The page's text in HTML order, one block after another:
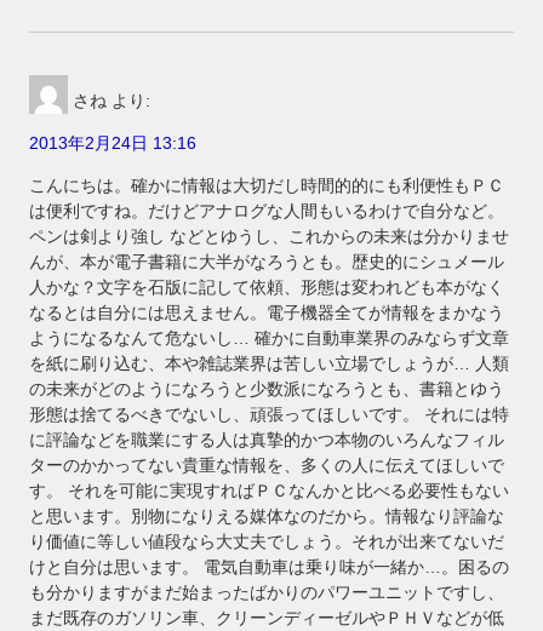
さね より:
2013年2月24日 13:16
こんにちは。確かに情報は大切だし時間的的にも利便性もＰＣ
は便利ですね。だけどアナログな人間もいるわけで自分など。
ペンは剣より強し などとゆうし、これからの未来は分かりませ
んが、本が電子書籍に大半がなろうとも。歴史的にシュメール
人かな？文字を石版に記して依頼、形態は変われども本がなく
なるとは自分には思えません。電子機器全てが情報をまかなう
ようになるなんて危ないし… 確かに自動車業界のみならず文章
を紙に刷り込む、本や雑誌業界は苦しい立場でしょうが… 人類
の未来がどのようになろうと少数派になろうとも、書籍とゆう
形態は捨てるべきでないし、頑張ってほしいです。 それには特
に評論などを職業にする人は真摯的かつ本物のいろんなフィル
ターのかかってない貴重な情報を、多くの人に伝えてほしいで
す。 それを可能に実現すればＰＣなんかと比べる必要性もない
と思います。別物になりえる媒体なのだから。情報なり評論な
り価値に等しい値段なら大丈夫でしょう。それが出来てないだ
けと自分は思います。 電気自動車は乗り味が一緒か…。困るの
も分かりますがまだ始まったばかりのパワーユニットですし、
まだ既存のガソリン車、クリーンディーゼルやＰＨＶなどが低